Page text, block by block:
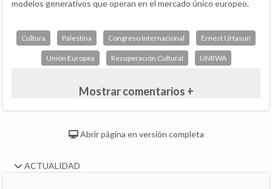
modelos generativos que operan en el mercado único europeo.
Cultura Palestina Congreso Internacional Ernest Urtasun
Unión Europea Recuperación Cultural UNRWA
Mostrar comentarios +
Abrir página en versión completa
ACTUALIDAD